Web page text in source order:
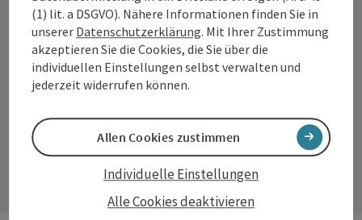
FacebookInstagramYouTubeLinkedIn
Kontaktformular
(1) lit. a DSGVO). Nähere Informationen finden Sie in
unserer Datenschutzerklärung. Mit Ihrer Zustimmung
akzeptieren Sie die Cookies, die Sie über die
individuellen Einstellungen selbst verwalten und
jederzeit widerrufen können.
Alle Cookies deaktivieren
Individuelle Einstellungen
Allen Cookies zustimmen